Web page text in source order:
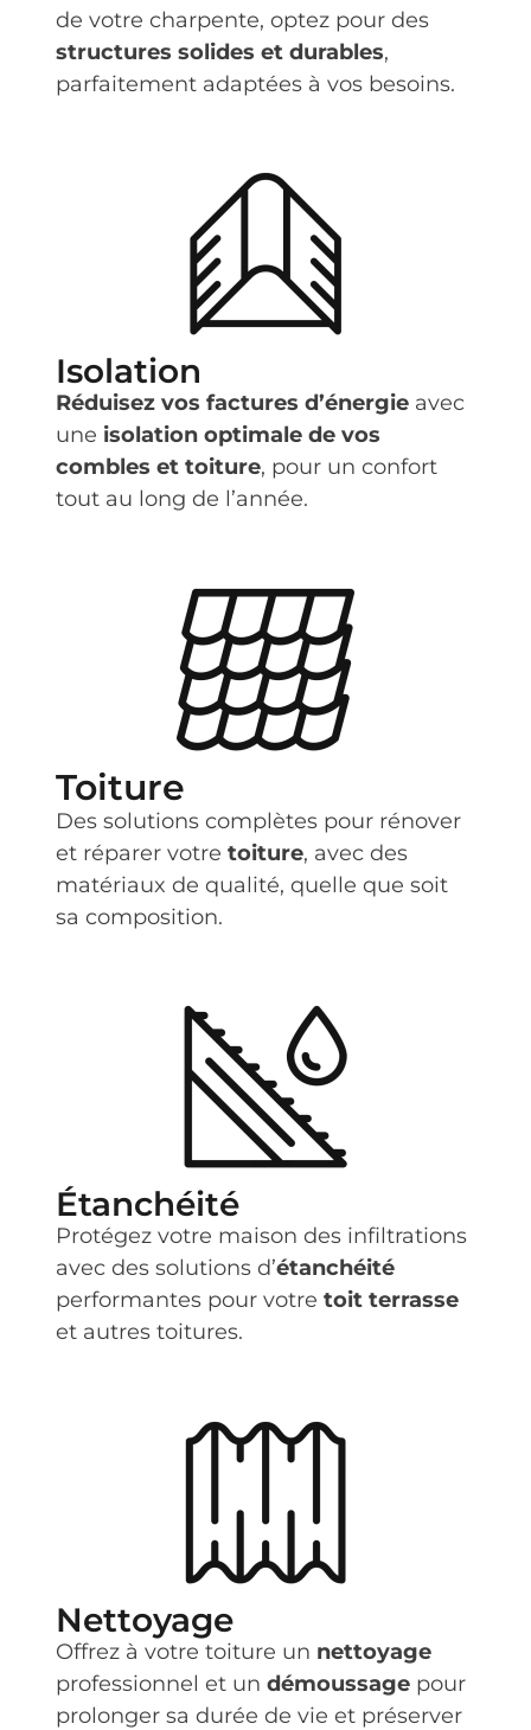
de votre charpente, optez pour des
structures solides et durables,
parfaitement adaptées à vos besoins.
Isolation
Réduisez vos factures d’énergie avec
une isolation optimale de vos
combles et toiture, pour un confort
tout au long de l’année.
Toiture
Des solutions complètes pour rénover
et réparer votretoiture, avec des
matériaux de qualité, quelle que soit
sa composition.
Étanchéité
Protégez votre maison des infiltrations
avec des solutions d’étanchéité
performantes pour votretoit terrasse
et autres toitures.
Nettoyage
Offrez à votre toiture un nettoyage
professionnel et undémoussage pour
prolonger sa durée de vie et préserver